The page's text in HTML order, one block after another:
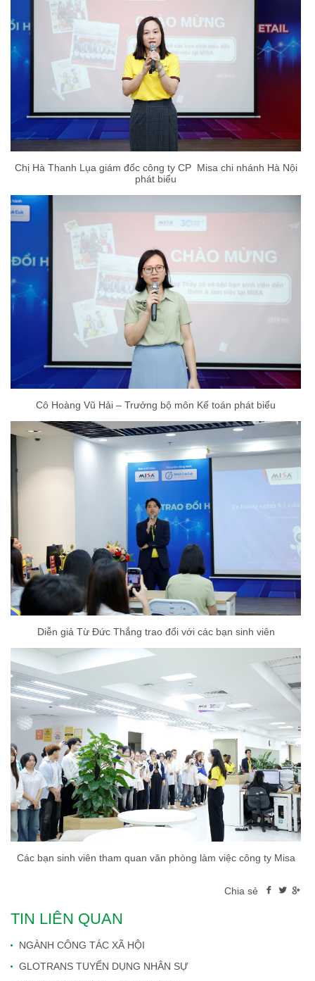
Chị Hà Thanh Lụa giám đốc công ty CP Misa chi nhánh Hà Nội
phát biểu
Cô Hoàng Vũ Hải – Trưởng bộ môn Kế toán phát biểu
Diễn giả Từ Đức Thắng trao đổi với các bạn sinh viên
Các bạn sinh viên tham quan văn phòng làm việc công ty Misa
Chia sẻ
TIN LIÊN QUAN
NGÀNH CÔNG TÁC XÃ HỘI
GLOTRANS TUYỂN DỤNG NHÂN SỰ